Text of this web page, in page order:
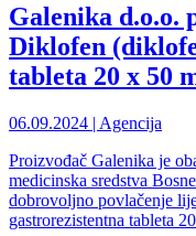
Galenika d.o.o.
Diklofen
tableta 20 x 50
06.09.2024 | Agencija
Proizvođač Galenika je
medicinska sredstva
dobrovoljno povlačenje
gastrorezistentna tableta